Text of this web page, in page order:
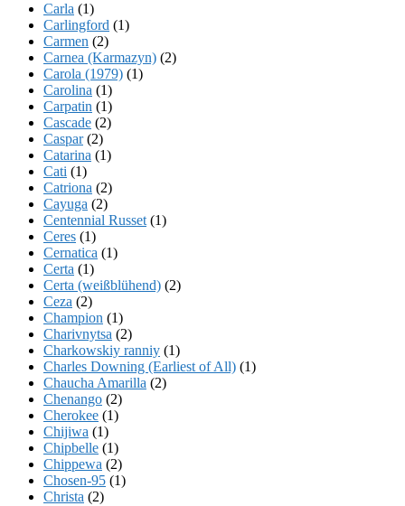
Carla (1)
Carlingford (1)
Carmen (2)
Carnea (Karmazyn) (2)
Carola (1979) (1)
Carolina (1)
Carpatin (1)
Cascade (2)
Caspar(2)
Catarina (1)
Cati (1)
Catriona (2)
Cayuga (2)
Centennial Russet (1)
Ceres (1)
Cernatica (1)
Certa (1)
Certa (weißblühend) (2)
Ceza (2)
Champion (1)
Charivnytsa (2)
Charkowskiy ranniy (1)
Charles Downing (Earliest of All) (1)
Chaucha Amarilla (2)
Chenango (2)
Cherokee (1)
Chijiwa (1)
Chipbelle (1)
Chippewa (2)
Chosen-95 (1)
Christa (2)